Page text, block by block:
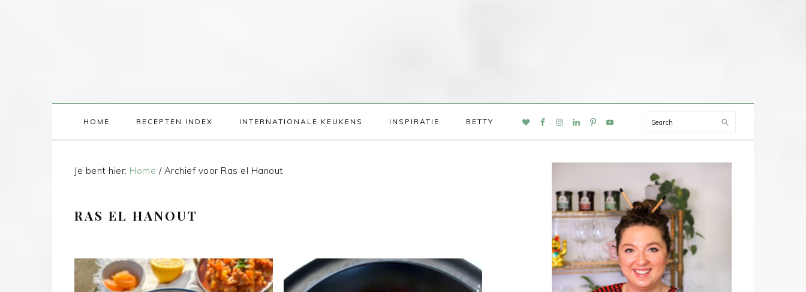
HOME RECEPTEN INDEX INTERNATIONALE KEUKENS INSPIRATIE BETTY
NAV
Search
Je bent hier: Home /Archief voor Ras el Hanout
RAS EL HANOUT